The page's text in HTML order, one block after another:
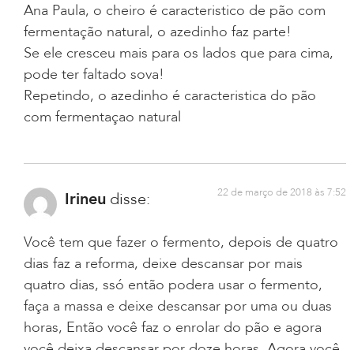
Ana Paula, o cheiro é caracteristico de pão com
fermentação natural, o azedinho faz parte!
Se ele cresceu mais para os lados que para cima,
pode ter faltado sova!
Repetindo, o azedinho é caracteristica do pão
com fermentaçao natural
Irineu disse: 22 de março de 2018 às 7:52
Você tem que fazer o fermento, depois de quatro
dias faz a reforma, deixe descansar por mais
quatro dias, ssó então podera usar o fermento,
faça a massa e deixe descansar por uma ou duas
horas, Então você faz o enrolar do pão e agora